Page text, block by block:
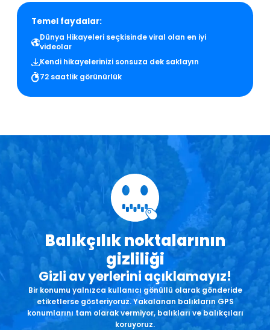
Temel faydalar:
Dünya Hikayeleri seçkisinde viral olan en iyi
videolar
Kendi hikayelerinizi sonsuza dek saklayın
72 saatlik görünürlük
Balıkçılık noktalarının
gizliliği
Gizli av yerlerini açıklamayız!
Bir konumu yalnızca kullanıcı gönüllü olarak gönderide
etiketlerse gösteriyoruz. Yakalanan balıkların GPS
konumlarını tam olarak vermiyor, balıkları ve balıkçıları
koruyoruz.